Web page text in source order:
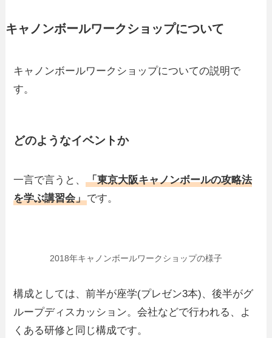
キャノンボールワークショップについて
キャノンボールワークショップについての説明で
す。
どのようなイベントか
一言で言うと、「東京大阪キャノンボールの攻略法
を学ぶ講習会」です。
2018年キャノンボールワークショップの様子
構成としては、前半が座学(プレゼン3本)、後半がグ
ループディスカッション。会社などで行われる、よ
くある研修と同じ構成です。